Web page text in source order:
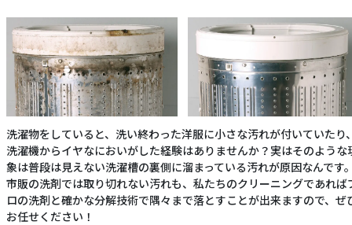
洗濯物をしていると、洗い終わった洋服に小さな汚れが付いていたり
洗濯機からイヤなにおいがした経験はありませんか？実はそのような
象は普段は見えない洗濯槽の裏側に溜まっている汚れが原因なんです
市販の洗剤では取り切れない汚れも、私たちのクリーニングであれば
ロの洗剤と確かな分解技術で隅々まで落とすことが出来ますので、ぜ
お任せください！